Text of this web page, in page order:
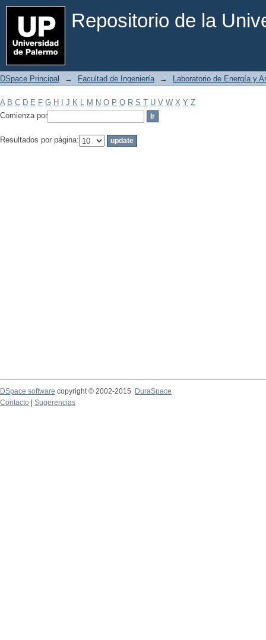
Repositorio de la
Filtrar por: Materia
DSpace Principal → Facultad de Ingeniería → Laboratorio de Energía y
A B C D E F G H J K L M N O P Q R S T U V W X Y Z
Comienza por
Resultados por página:
DSpace software copyright © 2002-2015
DuraSpace
Contacto
Sugerencias